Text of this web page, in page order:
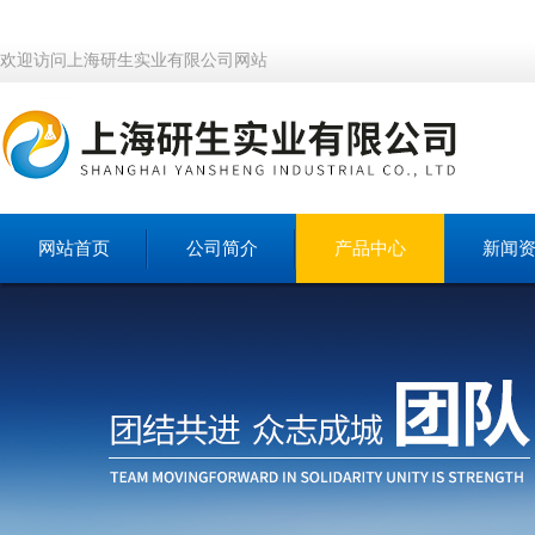
欢迎访问上海研生实业有限公司网站
网站首页 公司简介 产品中心 新闻